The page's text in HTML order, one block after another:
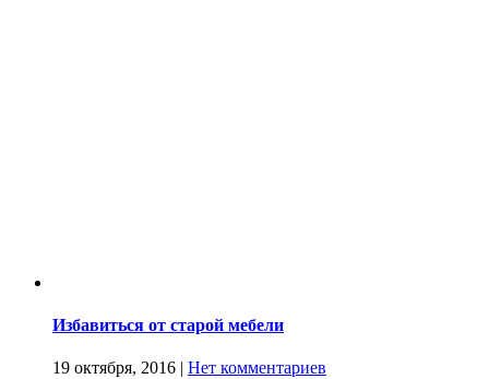
Избавиться от старой мебели
19 октября, 2016 | Нет комментариев